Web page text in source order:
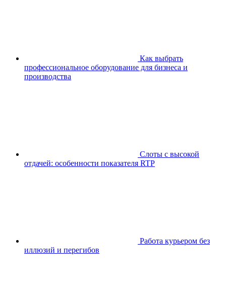
Как выбрать
профессиональное оборудование для бизнеса и
производства
Слоты с высокой
отдачей: особенности показателя RTP
Работа курьером без
иллюзий и перегибов